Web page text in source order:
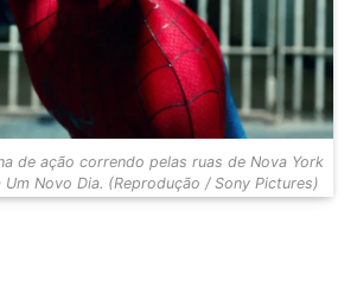
de ação correndo pelas ruas de Nova York
Um Novo Dia. (Reprodução / Sony Pictures)